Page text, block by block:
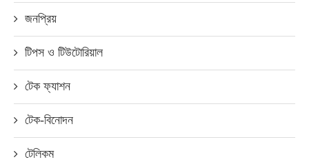
জনপ্রিয়
টিপস ও টিউটোরিয়াল
টেক ফ্যাশন
টেক-বিনোদন
টেলিকম